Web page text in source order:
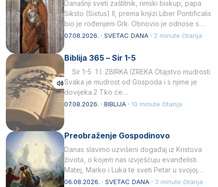
Današnji sveti zaštitnik, rimski biskup, papa
Siksto (Sixtus) II, prema knjizi Liber Pontificalis
bio je rođenjem Grk. Obnovio je odnose s
afričkim…
07.08.2026. · SVETAC DANA · 2 minute čitanja
Biblija 365 – Sir 1-5
Sir 1-5 1 I. ZBIRKA IZREKA Otajstvo mudrosti
Svaka je mudrost od Gospoda i s njime je
dovijeka.2 Tko će…
07.08.2026. · BIBLIJA · 10 minute čitanja
Preobraženje Gospodinovo
Danas slavimo uzvišeni događaj iz Kristova
života, o kojem nas izvješćuju evanđelisti
Matej, Marko i Luka te sveti Petar u svojoj
drugoj…
06.08.2026. · SVETAC DANA · 3 minute čitanja